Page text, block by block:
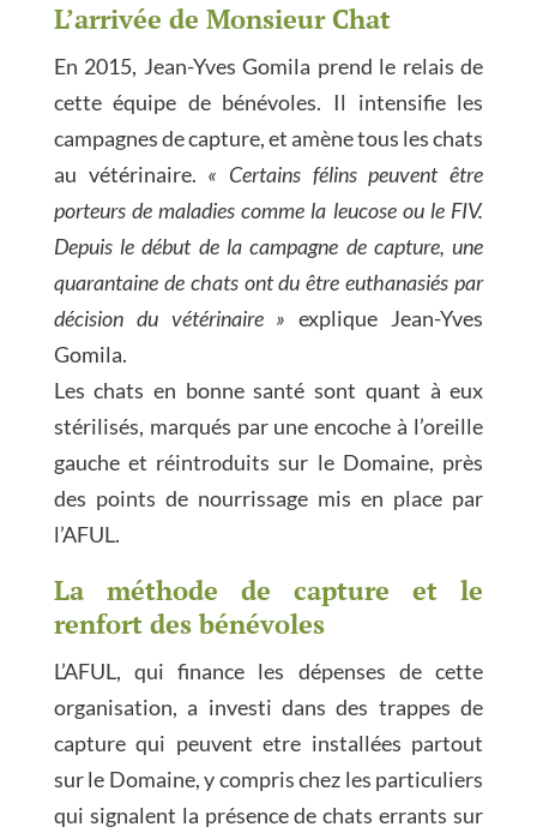
L’arrivée de Monsieur Chat
En 2015, Jean-Yves Gomila prend le relais de
cette équipe de bénévoles. Il intensifie les
campagnes de capture, et amène tous les chats
au vétérinaire. « Certains félins peuvent être
porteurs de maladies comme la leucose ou le FIV.
Depuis le début de la campagne de capture, une
quarantaine de chats ont du être euthanasiés par
décision du vétérinaire » explique Jean-Yves
Gomila.
Les chats en bonne santé sont quant à eux
stérilisés, marqués par une encoche à l’oreille
gauche et réintroduits sur le Domaine, près
des points de nourrissage mis en place par
l’AFUL.
La méthode de capture et le
renfort des bénévoles
L’AFUL, qui finance les dépenses de cette
organisation, a investi dans des trappes de
capture qui peuvent etre installées partout
sur le Domaine, y compris chez les particuliers
qui signalent la présence de chats errants sur